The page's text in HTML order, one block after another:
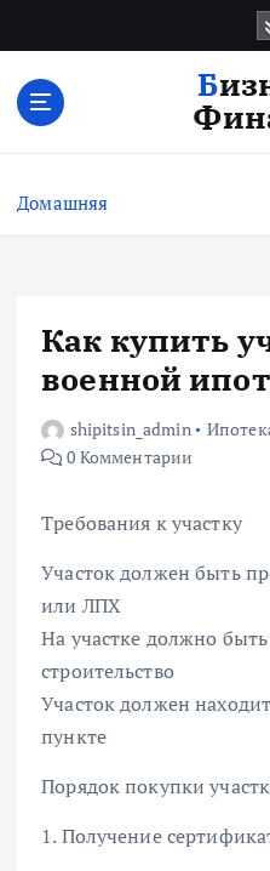
с
Бизнес и
Домашняя
Как купить
военной
shipitsin_admin
0 Комментарии
Требования к участку
Участок должен быть
или ЛПХ
На участке должно
строительство
Участок должен
пункте
Порядок покупки
1. Получение